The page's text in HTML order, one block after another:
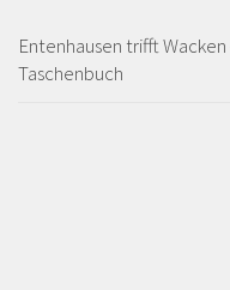
Entenhausen trifft
Taschenbuch